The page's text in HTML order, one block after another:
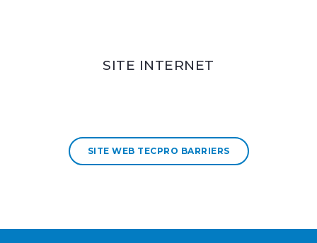
SITE INTERNET
SITE WEB TECPRO BARRIERS